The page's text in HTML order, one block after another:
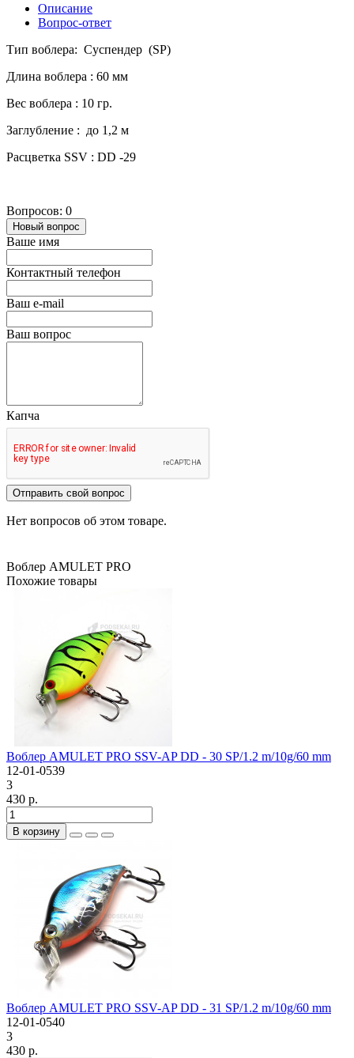
Описание
Вопрос-ответ
Тип воблера: Суспендер (SP)
Длина воблера : 60 мм
Вес воблера : 10 гр.
Заглубление : до 1,2 м
Расцветка SSV : DD -29
Вопросов: 0
Новый вопрос
Ваше имя
Контактный телефон
Ваш e-mail
Ваш вопрос
Капча
Отправить свой вопрос
Нет вопросов об этом товаре.
Воблер AMULET PRO
Похожие товары
Воблер AMULET PRO SSV-AP DD - 30 SP/1.2 m/10g/60 mm
12-01-0539
3
430 р.
В корзину
Воблер AMULET PRO SSV-AP DD - 31 SP/1.2 m/10g/60 mm
12-01-0540
3
430 р.